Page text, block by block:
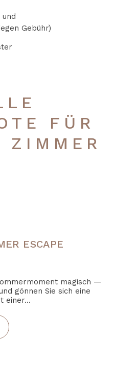
Gebühr)
FÜR
ZIMMER
ESCAPE
magisch —
gönnen Sie sich eine
einer...